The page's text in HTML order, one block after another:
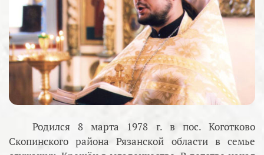
Родился 8 марта 1978 г. в пос. Коготково
Скопинского района Рязанской области в семье